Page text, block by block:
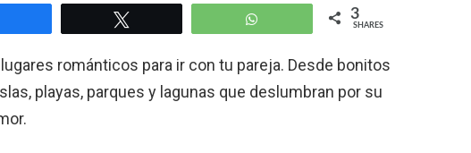
WhatsApp 3
SHARES
románticos para ir con tu pareja. Desde bonitos
playas, parques y lagunas que deslumbran por su